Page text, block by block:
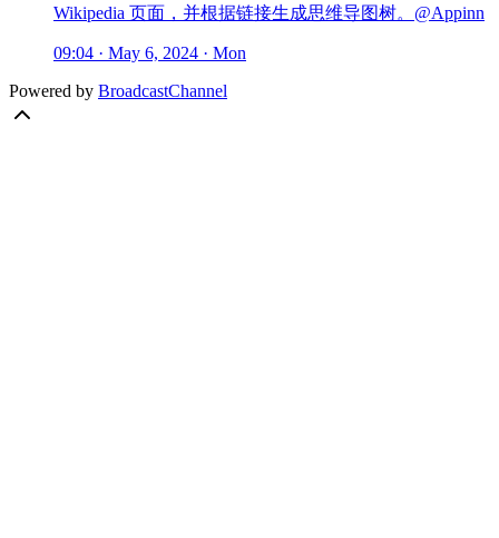
Wikipedia 页面，并根据链接生成思维导图树。@Appinn
09:04 · May 6, 2024 · Mon
Powered by BroadcastChannel